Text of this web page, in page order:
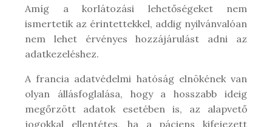
Amíg a korlátozási lehetőségeket nem
ismertetik az érintettekkel, addig nyilvánvalóan
nem lehet érvényes hozzájárulást adni az
adatkezeléshez.
A francia adatvédelmi hatóság elnökének van
olyan állásfoglalása, hogy a hosszabb ideig
megőrzött adatok esetében is, az alapvető
jogokkal ellentétes, ha a páciens kifejezett